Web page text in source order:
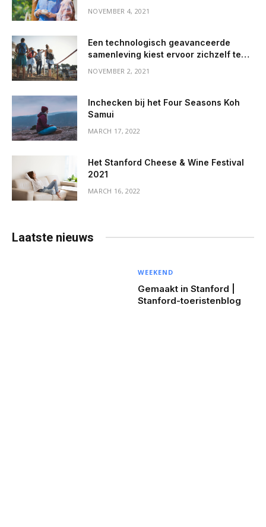
NOVEMBER 4, 2021
Een technologisch geavanceerde
samenleving kiest ervoor zichzelf te
NOVEMBER 2, 2021
Inchecken bij het Four Seasons Koh
Samui
MARCH 17, 2022
Het Stanford Cheese & Wine Festival
2021
MARCH 16, 2022
Laatste nieuws
WEEKEND
Gemaakt in Stanford |
Stanford-toeristenblog